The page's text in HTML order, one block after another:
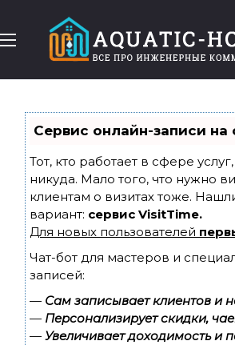
Сервис онлайн-записи
Тот, кто работает в сфере
никуда. Мало того, что нужно
клиентам о визитах тоже.
вариант: сервис VisitTime.
Для новых пользователей
Чат-бот для мастеров и
записей:
— Сам записывает клиентов и
— Персонализирует скидки,
— Увеличивает доходимость и